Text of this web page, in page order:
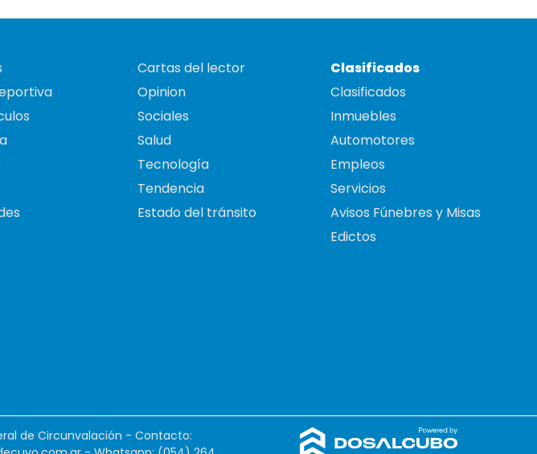
Cartas del lector
Opinion
Sociales
Salud
Tecnología
Tendencia
Estado del tránsito
Clasificados
Clasificados
Inmuebles
Automotores
Empleos
Servicios
Avisos Fúnebres y Misas
Edictos
de Circunvalación - Contacto: